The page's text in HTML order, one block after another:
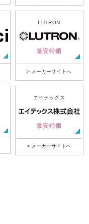
LUTRON
激安特価
> メーカーサイトへ
エイテックス
激安特価
> メーカーサイトへ